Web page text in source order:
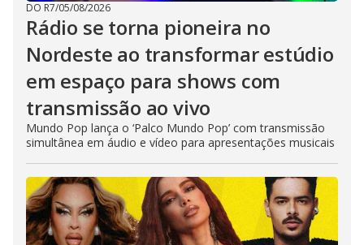
DO R7/05/08/2026
Rádio se torna pioneira no
Nordeste ao transformar estúdio
em espaço para shows com
transmissão ao vivo
Mundo Pop lança o ‘Palco Mundo Pop’ com transmissão
simultânea em áudio e vídeo para apresentações musicais